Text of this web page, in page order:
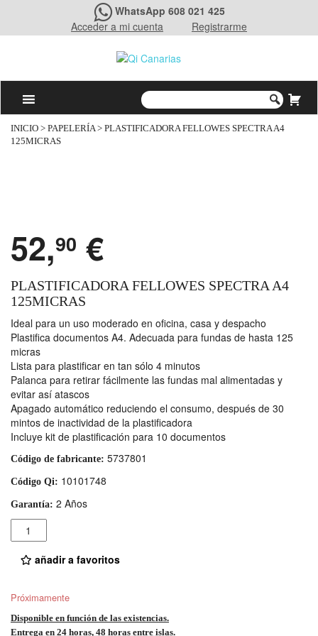
WhatsApp 608 021 425
Acceder a mi cuenta
Registrarme
INICIO > PAPELERÍA> PLASTIFICADORA FELLOWES SPECTRA A4
125MICRAS
52,90 €
PLASTIFICADORA FELLOWES SPECTRA A4
125MICRAS
Ideal para un uso moderado en oficina, casa y despacho
Plastifica documentos A4. Adecuada para fundas de hasta 125
micras
Lista para plastificar en tan sólo 4 minutos
Palanca para retirar fácilmente las fundas mal alimentadas y
evitar así atascos
Apagado automático reduciendo el consumo, después de 30
mintos de inactividad de la plastificadora
Incluye kit de plastificación para 10 documentos
Código de fabricante: 5737801
Código Qi: 10101748
Garantía: 2 Años
Cantidad
añadir a favoritos
Próximamente
Disponible en función de las existencias.
Entrega en 24 horas, 48 horas entre islas.